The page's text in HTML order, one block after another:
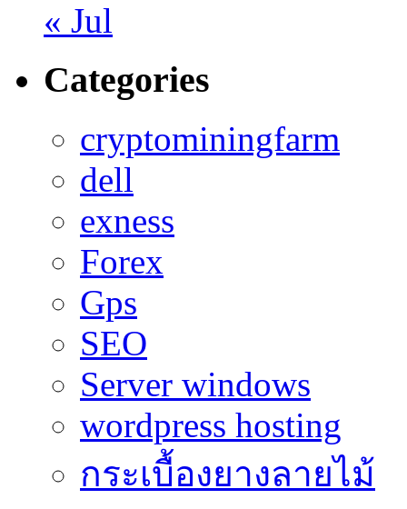
« Jul
Categories
cryptominingfarm
dell
exness
Forex
Gps
SEO
Server windows
wordpress hosting
กระเบื้องยางลายไม้